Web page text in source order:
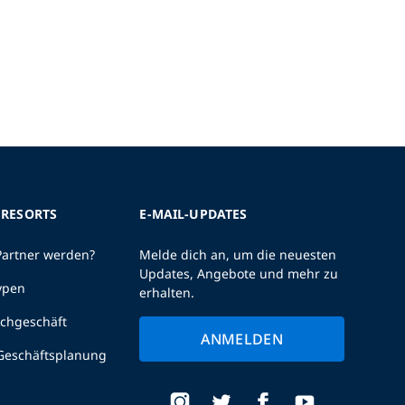
werden?
E-MAIL-UPDATES
Melde dich an, um die neuesten
Updates, Angebote und mehr zu
erhalten.
ANMELDEN